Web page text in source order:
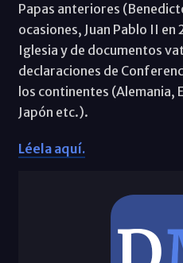
Papas anteriores
ocasiones, Juan Pablo II
Iglesia y de documentos
declaraciones de
los continentes (Alemania,
Japón etc.).
Léela aquí.